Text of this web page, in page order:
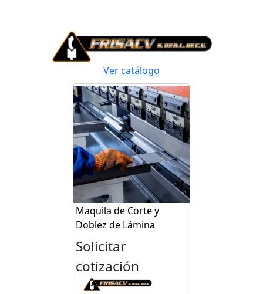
Ver catálogo
Maquila de Corte y
Doblez de Lámina
Solicitar
cotización